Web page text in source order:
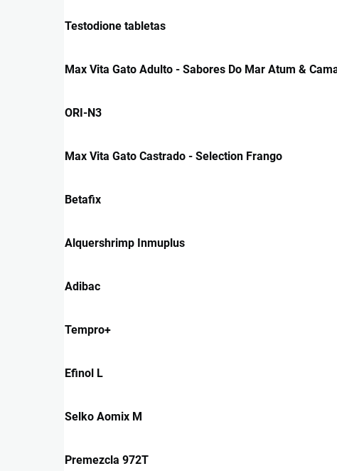
Testodione tabletas
Max Vita Gato Adulto - Sabores Do Mar Atum &
ORI-N3
Max Vita Gato Castrado - Selection Frango
Betafix
Alquershrimp Inmuplus
Adibac
Tempro+
Efinol L
Selko Aomix M
Premezcla 972T